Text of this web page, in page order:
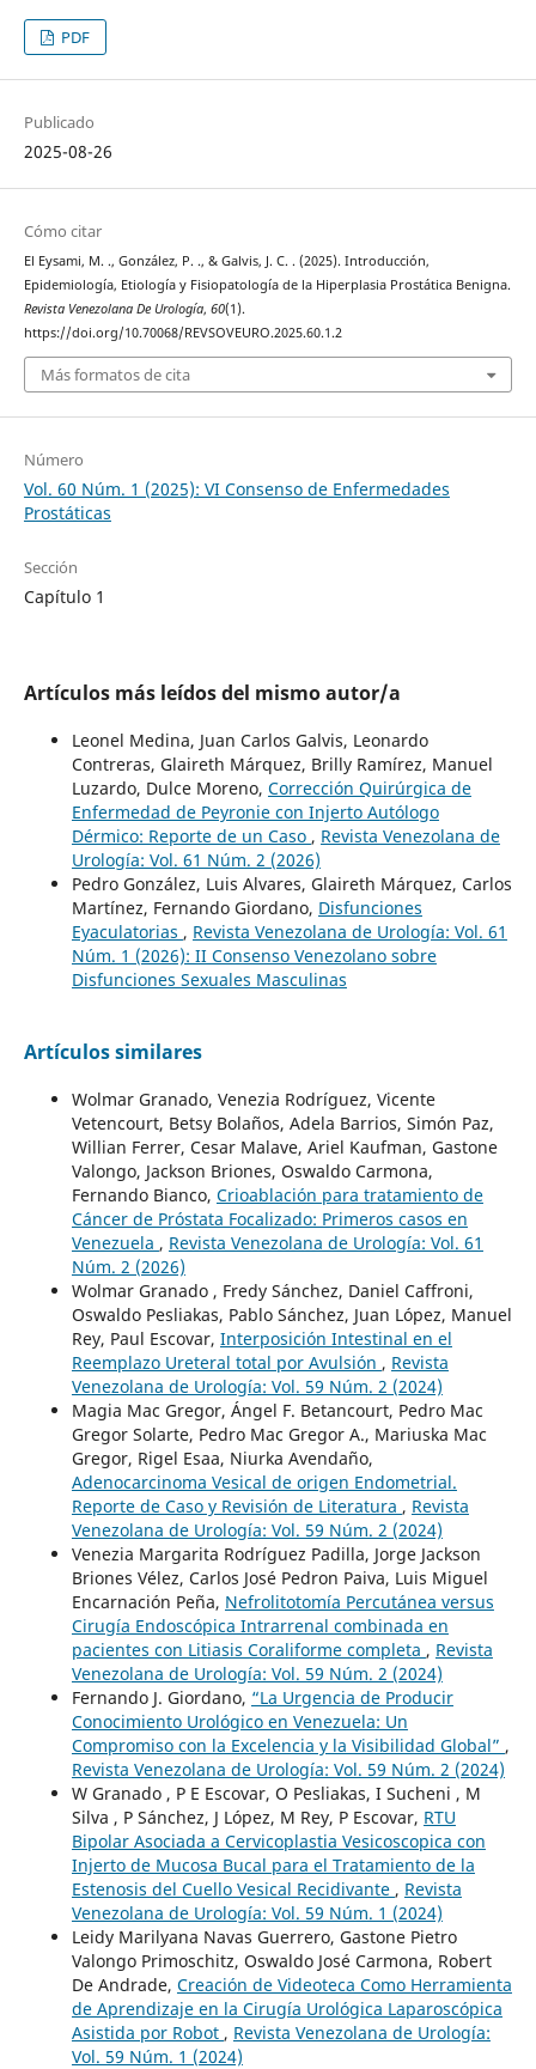
PDF
Publicado
2025-08-26
Cómo citar
El Eysami, M. ., González, P. ., & Galvis, J. C. . (2025). Introducción,
Epidemiología, Etiología y Fisiopatología de la Hiperplasia Prostática Benigna.
Revista Venezolana De Urología, 60(1).
https://doi.org/10.70068/REVSOVEURO.2025.60.1.2
Más formatos de cita
Número
Vol. 60 Núm. 1 (2025): VI Consenso de Enfermedades
Prostáticas
Sección
Capítulo 1
Artículos más leídos del mismo autor/a
Leonel Medina, Juan Carlos Galvis, Leonardo
Contreras, Glaireth Márquez, Brilly Ramírez, Manuel
Luzardo, Dulce Moreno, Corrección Quirúrgica de
Enfermedad de Peyronie con Injerto Autólogo
Dérmico: Reporte de un Caso , Revista Venezolana de
Urología: Vol. 61 Núm. 2 (2026)
Pedro González, Luis Alvares, Glaireth Márquez, Carlos
Martínez, Fernando Giordano, Disfunciones
Eyaculatorias , Revista Venezolana de Urología: Vol. 61
Núm. 1 (2026): II Consenso Venezolano sobre
Disfunciones Sexuales Masculinas
Artículos similares
Wolmar Granado, Venezia Rodríguez, Vicente
Vetencourt, Betsy Bolaños, Adela Barrios, Simón Paz,
Willian Ferrer, Cesar Malave, Ariel Kaufman, Gastone
Valongo, Jackson Briones, Oswaldo Carmona,
Fernando Bianco, Crioablación para tratamiento de
Cáncer de Próstata Focalizado: Primeros casos en
Venezuela , Revista Venezolana de Urología: Vol. 61
Núm. 2 (2026)
Wolmar Granado , Fredy Sánchez, Daniel Caffroni,
Oswaldo Pesliakas, Pablo Sánchez, Juan López, Manuel
Rey, Paul Escovar, Interposición Intestinal en el
Reemplazo Ureteral total por Avulsión , Revista
Venezolana de Urología: Vol. 59 Núm. 2 (2024)
Magia Mac Gregor, Ángel F. Betancourt, Pedro Mac
Gregor Solarte, Pedro Mac Gregor A., Mariuska Mac
Gregor, Rigel Esaa, Niurka Avendaño,
Adenocarcinoma Vesical de origen Endometrial.
Reporte de Caso y Revisión de Literatura , Revista
Venezolana de Urología: Vol. 59 Núm. 2 (2024)
Venezia Margarita Rodríguez Padilla, Jorge Jackson
Briones Vélez, Carlos José Pedron Paiva, Luis Miguel
Encarnación Peña, Nefrolitotomía Percutánea versus
Cirugía Endoscópica Intrarrenal combinada en
pacientes con Litiasis Coraliforme completa , Revista
Venezolana de Urología: Vol. 59 Núm. 2 (2024)
Fernando J. Giordano, “La Urgencia de Producir
Conocimiento Urológico en Venezuela: Un
Compromiso con la Excelencia y la Visibilidad Global” ,
Revista Venezolana de Urología: Vol. 59 Núm. 2 (2024)
W Granado , P E Escovar, O Pesliakas, I Sucheni , M
Silva , P Sánchez, J López, M Rey, P Escovar, RTU
Bipolar Asociada a Cervicoplastia Vesicoscopica con
Injerto de Mucosa Bucal para el Tratamiento de la
Estenosis del Cuello Vesical Recidivante , Revista
Venezolana de Urología: Vol. 59 Núm. 1 (2024)
Leidy Marilyana Navas Guerrero, Gastone Pietro
Valongo Primoschitz, Oswaldo José Carmona, Robert
De Andrade, Creación de Videoteca Como Herramienta
de Aprendizaje en la Cirugía Urológica Laparoscópica
Asistida por Robot , Revista Venezolana de Urología:
Vol. 59 Núm. 1 (2024)